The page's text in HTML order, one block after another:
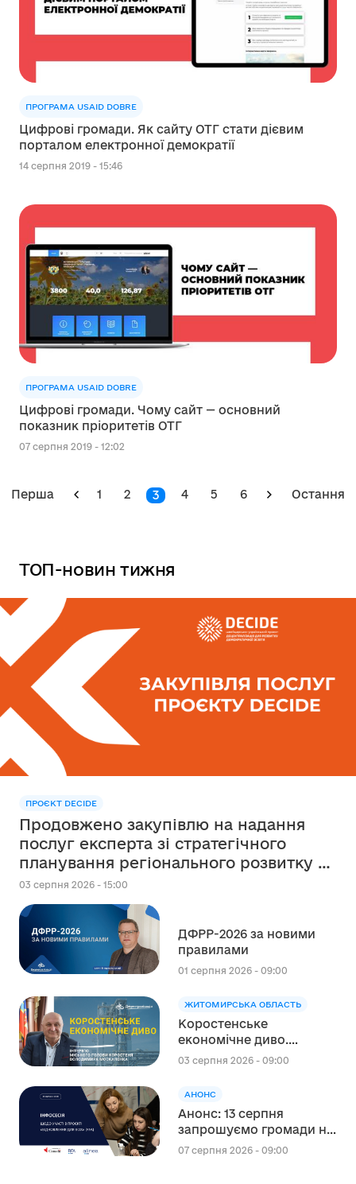
ПРОГРАМА USAID DOBRE
Цифрові громади. Як сайту ОТГ стати дієвим
порталом електронної демократії
14 серпня 2019 - 15:46
ПРОГРАМА USAID DOBRE
Цифрові громади. Чому сайт — основний
показник пріоритетів ОТГ
07 серпня 2019 - 12:02
Перша 1 2 3 4 5 6 Остання
ТОП-новин тижня
ПРОЄКТ DECIDE
Продовжено закупівлю на надання
послуг експерта зі стратегічного
планування регіонального розвитку в
сфері освіти в межах реалізації
Швейцарсько-українського Проєкту
DECIDE
03 серпня 2026 - 15:00
ДФРР-2026 за новими
правилами
01 серпня 2026 - 09:00
ЖИТОМИРСЬКА ОБЛАСТЬ
Коростенське
економічне диво.
Інтерв’ю міського голови
03 серпня 2026 - 09:00
АНОНС
Анонс: 13 серпня
запрошуємо громади на
інформаційну сесію
07 серпня 2026 - 09:00